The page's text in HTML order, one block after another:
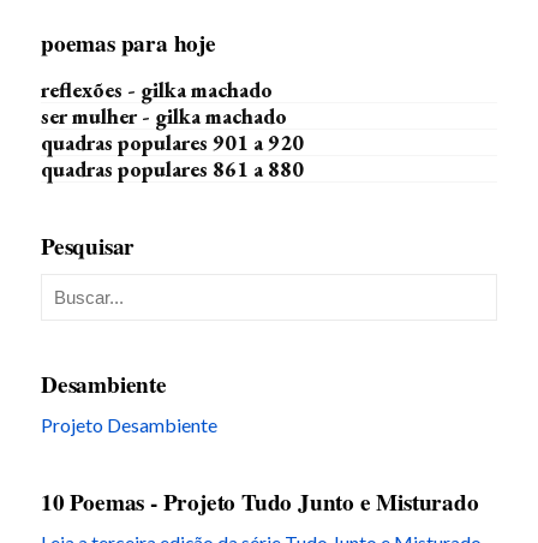
poemas para hoje
reflexões - gilka machado
ser mulher - gilka machado
quadras populares 901 a 920
quadras populares 861 a 880
Pesquisar
Desambiente
Projeto Desambiente
10 Poemas - Projeto Tudo Junto e Misturado